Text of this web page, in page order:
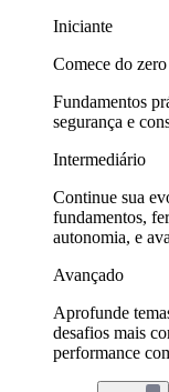
Iniciante
Comece do
Fundamentos
segurança e
Intermediário
Continue sua
fundamentos,
autonomia, e
Avançado
Aprofunde
desafios mais
performance